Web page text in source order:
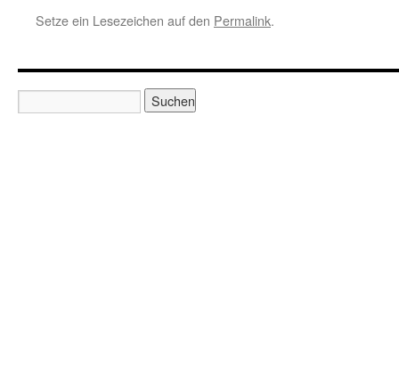
Setze ein Lesezeichen auf den Permalink.